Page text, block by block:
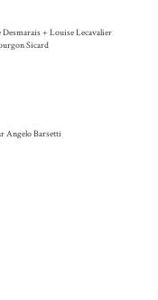
Desmarais + Louise Lecavalier
Sicard
Angelo Barsetti